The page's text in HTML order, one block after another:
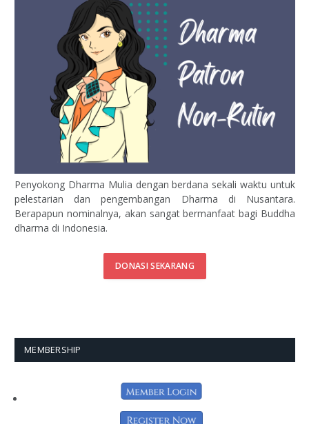
Penyokong Dharma Mulia dengan berdana sekali waktu untuk
pelestarian dan pengembangan Dharma di Nusantara.
Berapapun nominalnya, akan sangat bermanfaat bagi Buddha
dharma di Indonesia.
DONASI SEKARANG
MEMBERSHIP